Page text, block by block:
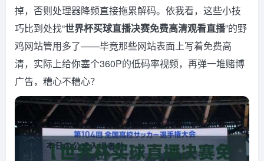
掉，否则处理器降频直接拖累解码。依我看，这些小技
巧比到处找“世界杯买球直播决赛免费高清观看直播”的野
鸡网站管用多了——毕竟那些网站表面上写着免费高
清，实际上给你塞个360P的低码率视频，再弹一堆赌博
广告，糟心不糟心？